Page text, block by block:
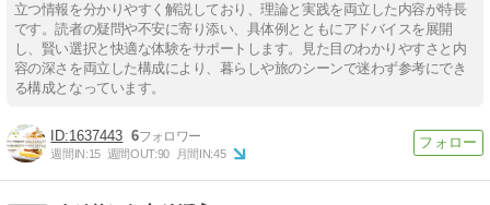
立つ情報を分かりやすく解説しており、理論と実践を両立した内容が特長
です。読者の疑問や不安に寄り添い、具体例とともにアドバイスを展開
し、賢い選択と快適な体験をサポートします。見た目のわかりやすさと内
容の深さを両立した構成により、暮らしや旅のシーンで迷わず参考にでき
る構成となっています。
1637443 6
週間IN:15 週間OUT:90 月間IN:45